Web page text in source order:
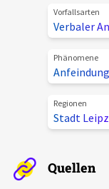
Aktuelles
Veranstaltungen
Podcasts
Über uns
Kontakt
Spenden
Vorfallsarten
Verbaler
Phänomene
Regionen
Stadt
Quellen